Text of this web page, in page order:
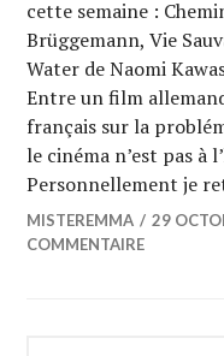
cette semaine :
Brüggemann, Vie
Water de Naomi
Entre un film
français sur la
le cinéma n’est pas à
Personnellement je
MISTEREMMA 29
COMMENTAIRE